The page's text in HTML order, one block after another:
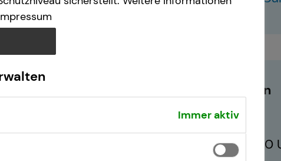
Geschäftszeiten
10:00 - 21:00
Immer aktiv